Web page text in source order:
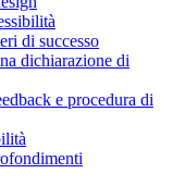
di successo
dichiarazione di
e procedura di